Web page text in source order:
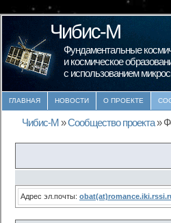
Чибис-М
Фундаментальные
и космическое
с использованием
ГЛАВНАЯ НОВОСТИ О ПРОЕКТЕ
Чибис-М »Сообщество проекта»
Адрес эл.почты: